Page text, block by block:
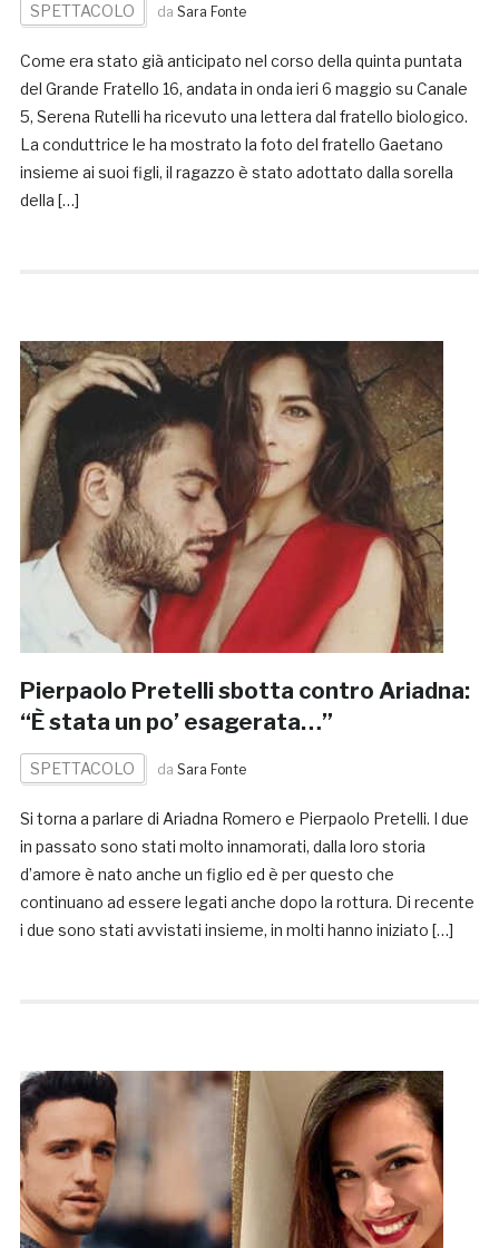
SPETTACOLO da Sara Fonte
Come era stato già anticipato nel corso della quinta puntata
del Grande Fratello 16, andata in onda ieri 6 maggio su Canale
5, Serena Rutelli ha ricevuto una lettera dal fratello biologico.
La conduttrice le ha mostrato la foto del fratello Gaetano
insieme ai suoi figli, il ragazzo è stato adottato dalla sorella
della […]
Pierpaolo Pretelli sbotta contro Ariadna:
“È stata un po’ esagerata…”
SPETTACOLO da Sara Fonte
Si torna a parlare di Ariadna Romero e Pierpaolo Pretelli. I due
in passato sono stati molto innamorati, dalla loro storia
d’amore è nato anche un figlio ed è per questo che
continuano ad essere legati anche dopo la rottura. Di recente
i due sono stati avvistati insieme, in molti hanno iniziato […]